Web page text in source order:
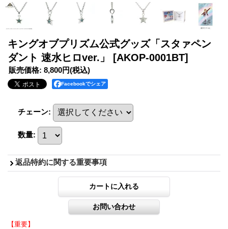
キングオブプリズム公式グッズ「スタァペン
ダント 速水ヒロver.」
[AKOP-0001BT]
販売価格: 8,800円(税込)
Facebookでシェア
チェーン:
数量:
返品特約に関する重要事項
【重要】